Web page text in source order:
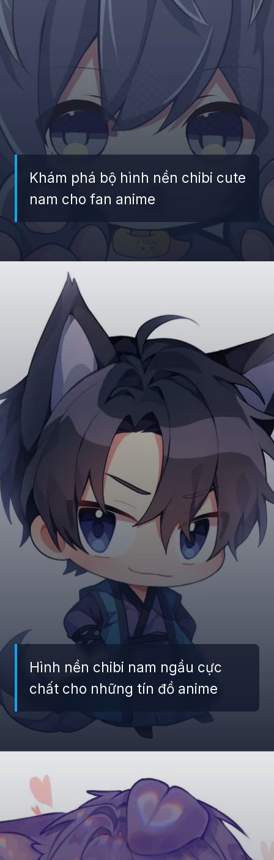
Khám phá bộ hình nền chibi cute
nam cho fan anime
Đang mở
Hình nền chibi nam ngầu cực
chất cho những tín đồ anime